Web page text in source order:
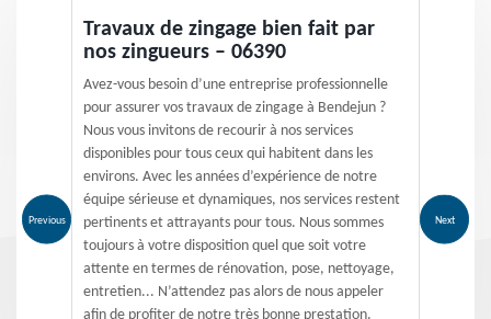
Previous
Travaux de zingage bien fait par
nos zingueurs – 06390
Avez-vous besoin d’une entreprise professionnelle
pour assurer vos travaux de zingage à Bendejun ?
Nous vous invitons de recourir à nos services
disponibles pour tous ceux qui habitent dans les
environs. Avec les années d’expérience de notre
équipe sérieuse et dynamiques, nos services restent
pertinents et attrayants pour tous. Nous sommes
toujours à votre disposition quel que soit votre
attente en termes de rénovation, pose, nettoyage,
entretien... N’attendez pas alors de nous appeler
afin de profiter de notre très bonne prestation.
Next